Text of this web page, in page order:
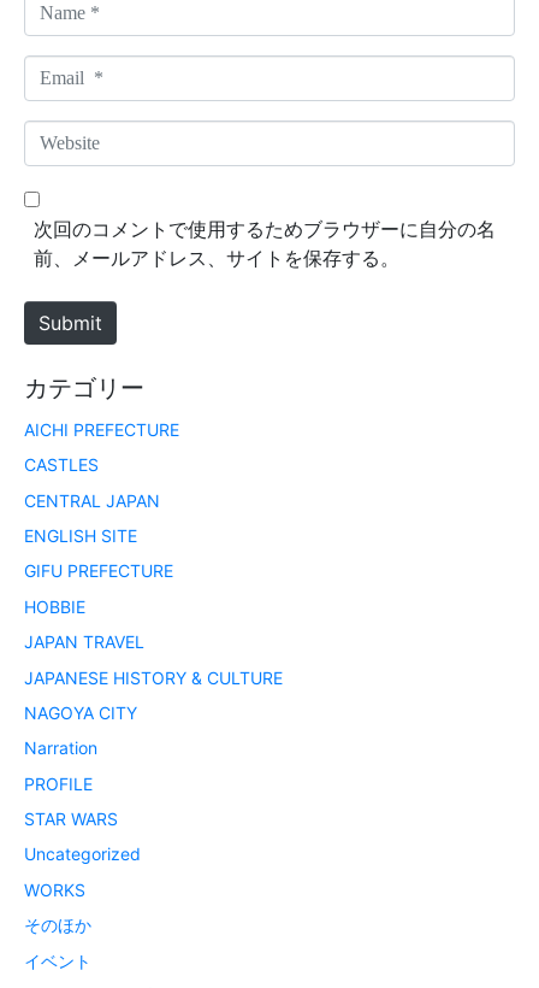
a
m
*
m
a
*
W
e
b
e
次回のコメントで使用するためブラウザーに自分の名
前、メールアドレス、サイトを保存する。
Submit
カテゴリー
AICHI PREFECTURE
CASTLES
CENTRAL JAPAN
ENGLISH SITE
GIFU PREFECTURE
HOBBIE
JAPAN TRAVEL
JAPANESE HISTORY & CULTURE
NAGOYA CITY
Narration
PROFILE
STAR WARS
Uncategorized
WORKS
そのほか
イベント